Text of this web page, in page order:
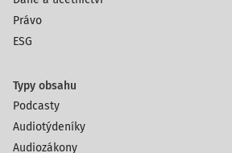
Právo
ESG
Typy obsahu
Podcasty
Audiotýdeníky
Audiozákony